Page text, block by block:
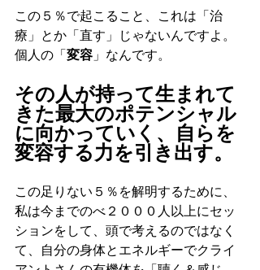
この５％で起こること、これは「治
療」とか「直す」じゃないんですよ。
個人の「 変容 」なんです。
その人が持って生まれて
きた最大のポテンシャル
に向かっていく、自らを
変容する力を引き出す。
この足りない５％を解明するために、
私は今までのべ２０００人以上にセッ
ションをして、頭で考えるのではなく
て、自分の身体とエネルギーでクライ